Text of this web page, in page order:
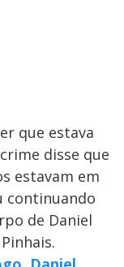
que estava
disse que
estavam em
continuando
de Daniel